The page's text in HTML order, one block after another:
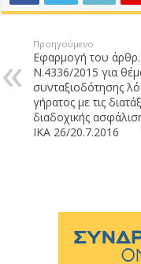
Προηγούμενο
Εφαρμογή του
Ν.4336/2015 για
συνταξιοδότησης
γήρατος με τις
διαδοχικής
ΙΚΑ 26/20.7.2016